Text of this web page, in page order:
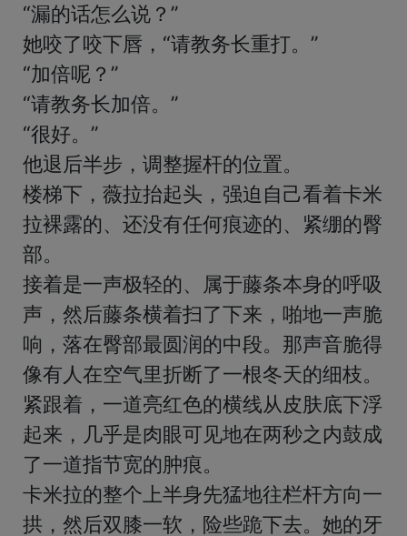
“漏的话怎么说？”
她咬了咬下唇，“请教务长重打。”
“加倍呢？”
“请教务长加倍。”
“很好。”
他退后半步，调整握杆的位置。
楼梯下，薇拉抬起头，强迫自己看着卡米
拉裸露的、还没有任何痕迹的、紧绷的臀
部。
接着是一声极轻的、属于藤条本身的呼吸
声，然后藤条横着扫了下来，啪地一声脆
响，落在臀部最圆润的中段。那声音脆得
像有人在空气里折断了一根冬天的细枝。
紧跟着，一道亮红色的横线从皮肤底下浮
起来，几乎是肉眼可见地在两秒之内鼓成
了一道指节宽的肿痕。
卡米拉的整个上半身先猛地往栏杆方向一
拱，然后双膝一软，险些跪下去。她的牙